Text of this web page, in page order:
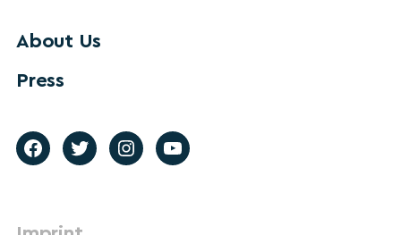
About Us
Press